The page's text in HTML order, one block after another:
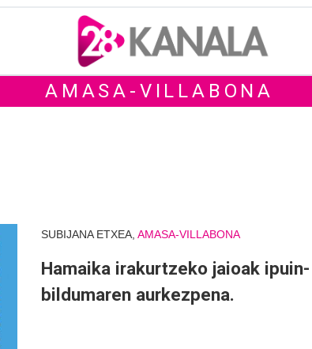
AMASA-VILLABONA
SUBIJANA ETXEA, AMASA-VILLABONA
Hamaika irakurtzeko jaioak ipuin-
bildumaren aurkezpena.